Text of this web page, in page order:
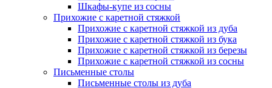
Шкафы-купе из сосны
Прихожие с каретной стяжкой
Прихожие с каретной стяжкой из дуба
Прихожие с каретной стяжкой из бука
Прихожие с каретной стяжкой из березы
Прихожие с каретной стяжкой из сосны
Письменные столы
Письменные столы из дуба